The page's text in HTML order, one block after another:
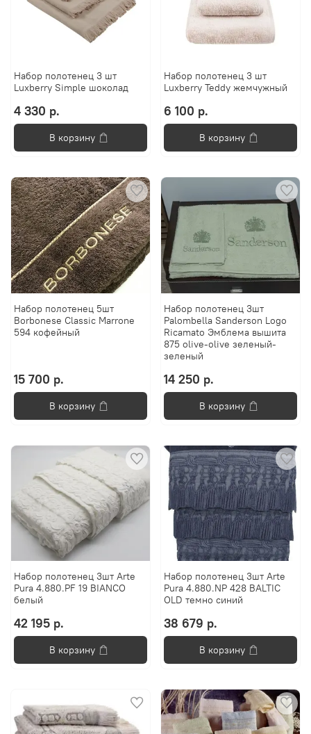
Набор полотенец 3 шт
Luxberry Simple шоколад
4 330 р.
В корзину
Набор полотенец 3 шт
Luxberry Teddy жемчужный
6 100 р.
В корзину
Набор полотенец 5шт
Borbonese Classic Marrone
594 кофейный
15 700 р.
В корзину
Набор полотенец 3шт
Palombella Sanderson Logo
Ricamato Эмблема вышита
875 оlive-оlive зеленый-
зеленый
14 250 р.
В корзину
Набор полотенец 3шт Arte
Pura 4.880.PF 19 BIANCO
белый
42 195 р.
В корзину
Набор полотенец 3шт Arte
Pura 4.880.NP 428 BALTIC
OLD темно синий
38 679 р.
В корзину